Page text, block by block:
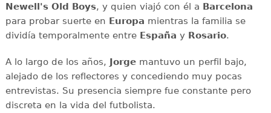
Newell's Old Boys, y quien viajó con él a Barcelona
para probar suerte en Europa mientras la familia se
dividía temporalmente entre España y Rosario.
A lo largo de los años, Jorgemantuvo un perfil bajo,
alejado de los reflectores y concediendo muy pocas
entrevistas. Su presencia siempre fue constante pero
discreta en la vida del futbolista.